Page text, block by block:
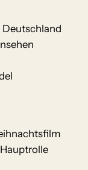
Deutschland